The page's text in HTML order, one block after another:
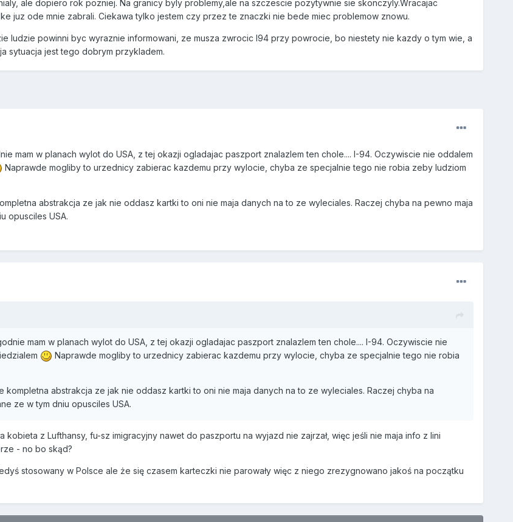
ale dopiero rok pozniej. Na granicy byly problemy,ale na szczescie pozytywnie sie skonczyly.Wracajac
juz ode mnie zabrali. Ciekawa tylko jestem czy przez te znaczki nie bede miec problemow znowu.
ludzie powinni byc wyraznie informowani, ze musza zwrocic I94 przy powrocie, bo niestety nie kazdy o tym wie, a
sytuacja jest tego dobrym przykladem.
mam w planach wylot do USA, z tej okazji ogladajac paszport znalazlem ten chole.... I-94. Oczywiscie nie oddalem
Naprawde mogliby to urzednicy zabierac kazdemu przy wylocie, chyba ze specjalnie tego nie robia zeby ludziom
abstrakcja ze jak nie oddasz kartki to oni nie maja danych na to ze wyleciales. Raczej chyba na pewno maja
opusciles USA.
mam w planach wylot do USA, z tej okazji ogladajac paszport znalazlem ten chole.... I-94. Oczywiscie nie
Naprawde mogliby to urzednicy zabierac kazdemu przy wylocie, chyba ze specjalnie tego nie robia
kompletna abstrakcja ze jak nie oddasz kartki to oni nie maja danych na to ze wyleciales. Raczej chyba na
ze w tym dniu opusciles USA.
kobieta z Lufthansy, fu-sz imigracyjny nawet do paszportu na wyjazd nie zajrzał, więc jeśli nie maja info z lini
- no bo skąd?
stosowany w Polsce ale że się czasem karteczki nie parowały więc z niego zrezygnowano jakoś na początku